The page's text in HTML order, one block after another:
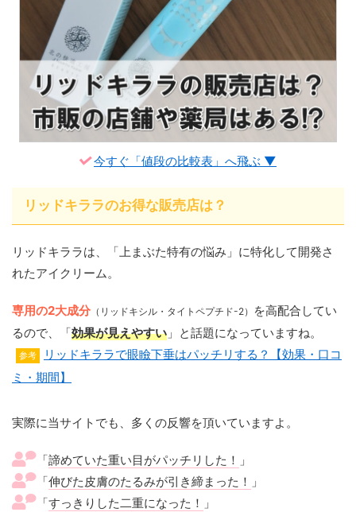
今すぐ「値段の比較表」へ飛ぶ ▼
リッドキララのお得な販売店は？
リッドキララは、「上まぶた特有の悩み」に特化して開発さ
れたアイクリーム。
専用の2大成分 （リッドキシル・タイトペプチド-2） を高配合してい
るので、「効果が見えやすい 」と話題になっていますね。
参考
リッドキララで眼瞼下垂はパッチリする？【効果・口コ
ミ・期間】
実際に当サイトでも、多くの反響を頂いていますよ。
「諦めていた重い目がパッチリした！ 」
「伸びた皮膚のたるみが引き締まった！ 」
「すっきりした二重になった！ 」